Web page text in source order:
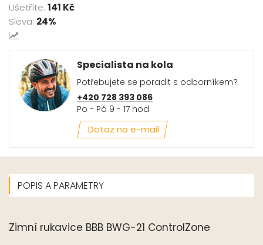
Ušetříte: 141 Kč
Sleva: 24%
Specialista na kola
Potřebujete se poradit s odborníkem?
+420 728 393 086
Po - Pá 9 - 17 hod.
Dotaz na e-mail
POPIS A PARAMETRY
Zimní rukavice BBB BWG-21 ControlZone